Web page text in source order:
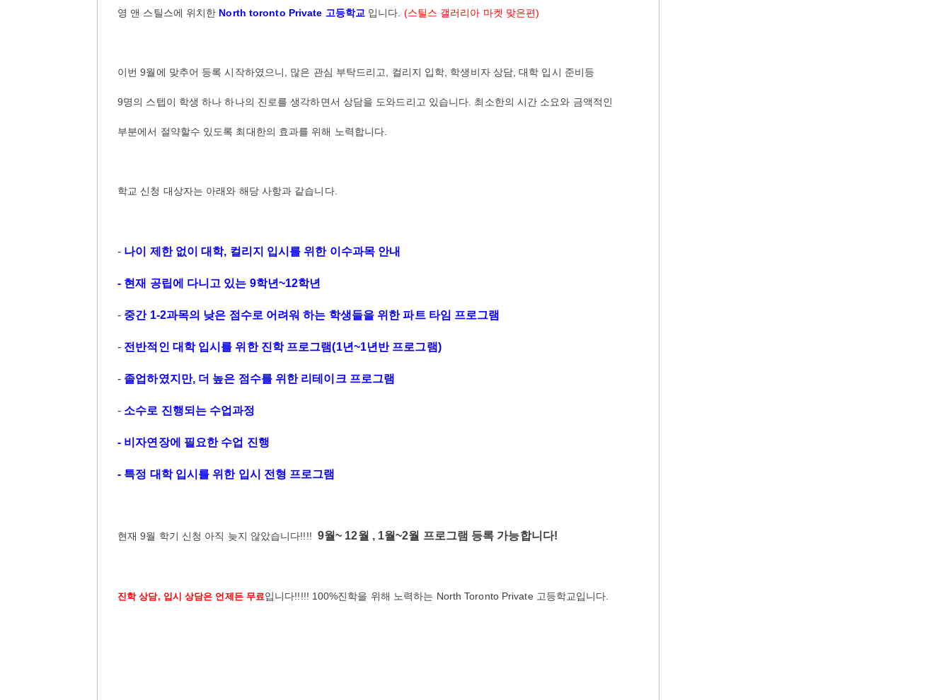
영 앤 스틸스에 위치한 North toronto Private 고등학교 입니다. (스틸스 갤러리아 마켓 맞은편)
이번 9월에 맞추어 등록 시작하였으니, 많은 관심 부탁드리고, 컬리지 입학, 학생비자 상담, 대학 입시 준비등
9명의 스텝이 학생 하나 하나의 진로를 생각하면서 상담을 도와드리고 있습니다. 최소한의 시간 소요와 금액적인
부분에서 절약할수 있도록 최대한의 효과를 위해 노력합니다.
학교 신청 대상자는 아래와 해당 사항과 같습니다.
- 나이 제한 없이 대학, 컬리지 입시를 위한 이수과목 안내
- 현재 공립에 다니고 있는 9학년~12학년
- 중간 1-2과목의 낮은 점수로 어려워 하는 학생들을 위한 파트 타임 프로그램
- 전반적인 대학 입시를 위한 진학 프로그램(1년~1년반 프로그램)
- 졸업하였지만, 더 높은 점수를 위한 리테이크 프로그램
- 소수로 진행되는 수업과정
- 비자연장에 필요한 수업 진행
- 특정 대학 입시를 위한 입시 전형 프로그램
현재 9월 학기 신청 아직 늦지 않았습니다!!!! 9월~ 12월 , 1월~2월 프로그램 등록 가능합니다!
진학 상담, 입시 상담은 언제든 무료입니다!!!!! 100%진학을 위해 노력하는 North Toronto Private 고등학교입니다.